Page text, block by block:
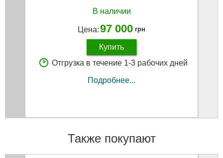
В наличии
Цена:97 000 грн
Купить
Отгрузка в течение 1-3 рабочих дней
Подробнее...
Также покупают